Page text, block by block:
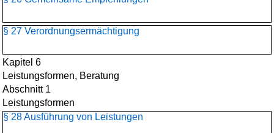
§ 27 Verordnungsermächtigung
Kapitel 6
Leistungsformen, Beratung
Abschnitt 1
Leistungsformen
§ 28 Ausführung von Leistungen